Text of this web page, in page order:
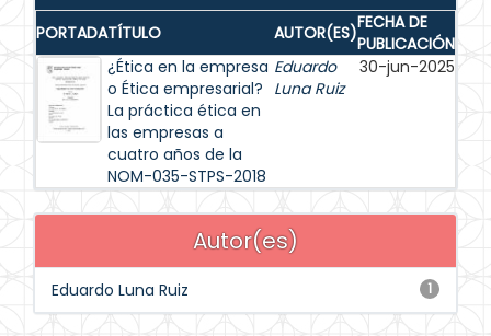
PORTADATÍTULO AUTOR(ES)FECHA DE
PUBLICACIÓN
¿Ética en la empresa
o Ética empresarial?
La práctica ética en
las empresas a
cuatro años de la
NOM-035-STPS-2018
Eduardo
Luna Ruiz
30-jun-2025
Autor(es)
1
Eduardo Luna Ruiz